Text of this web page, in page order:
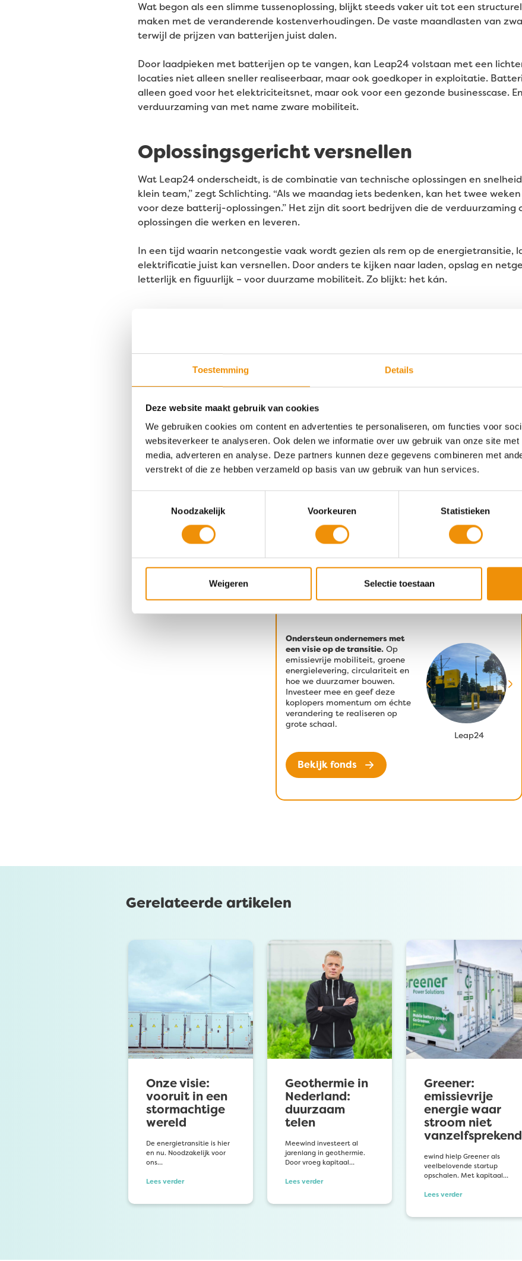
Toestemming Details
Deze website maakt gebruik van cookies
We gebruiken cookies om content en advertenties te personaliseren, om functies voor
websiteverkeer te analyseren. Ook delen we informatie over uw gebruik van onze site
media, adverteren en analyse. Deze partners kunnen deze gegevens combineren met
verstrekt of die ze hebben verzameld op basis van uw gebruik van hun services.
Noodzakelijk
Voorkeuren Statistieken
Weigeren Selectie toestaan
Wat begon als een slimme tussenoplossing, blijkt steeds vaker uit tot een
maken met de veranderende kostenverhoudingen. De vaste maandlasten van
terwijl de prijzen van batterijen juist dalen.
Door laadpieken met batterijen op te vangen, kan Leap24 volstaan met een
locaties niet alleen sneller realiseerbaar, maar ook goedkoper in exploitatie.
alleen goed voor het elektriciteitsnet, maar ook voor een gezonde businesscase.
verduurzaming van met name zware mobiliteit.
Oplossingsgericht versnellen
Wat Leap24 onderscheidt, is de combinatie van technische oplossingen en
klein team,” zegt Schlichting. “Als we maandag iets bedenken, kan het twee
voor deze batterij-oplossingen.” Het zijn dit soort bedrijven die de verduurzaming
oplossingen die werken en leveren.
In een tijd waarin netcongestie vaak wordt gezien als rem op de energietransitie,
elektrificatie juist kan versnellen. Door anders te kijken naar laden, opslag en
letterlijk en figuurlijk – voor duurzame mobiliteit. Zo blijkt: het kán.
Mee-investeren in duurzame mobiliteit
Via ons Energietransitie Fonds geef je Leap24 momentum! Het fonds investeert
energieleverancier en grote speler in de Nederlandse duurzame energiemarkt. Kijk
Energietransitie Fonds
CO₂-impact per jaar:
758.064.548
km’s
Rendement 4,75%*
Risico 4 op 7
Ondersteun ondernemers met
een visie op de transitie. Op
emissievrije mobiliteit, groene
energielevering, circulariteit en
hoe we duurzamer bouwen.
Investeer mee en geef deze
koplopers momentum om échte
verandering te realiseren op
grote schaal.
Leap24
•
Bekijk fonds
Gerelateerde artikelen
Onze visie:
vooruit in een
stormachtige
wereld
De energietransitie is hier
en nu. Noodzakelijk voor
ons…
Lees verder
Geothermie in
Nederland:
duurzaam
telen
Meewind investeert al
jarenlang in geothermie.
Door vroeg kapitaal…
Lees verder
Greener:
emissievrije
energie waar
stroom niet
ewind hielp Greener als
veelbelovende startup
opschalen. Met kapitaal…
Lees verder